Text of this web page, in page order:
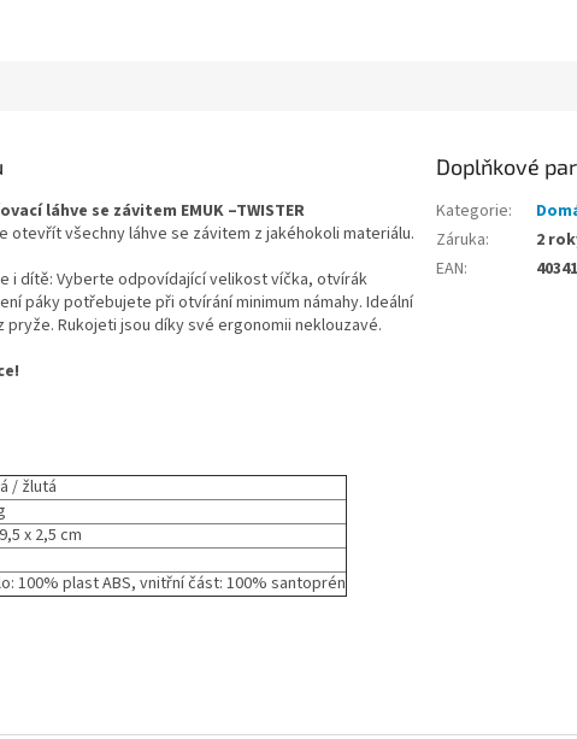
láhve se závitem EMUK –TWISTER
otevřít všechny láhve se závitem z jakéhokoli materiálu.
i dítě: Vyberte odpovídající velikost víčka, otvírák
páky potřebujete při otvírání minimum námahy. Ideální
Rukojeti jsou díky své ergonomii neklouzavé.
/ žlutá
x 2,5 cm
100% plast ABS, vnitřní část: 100% santoprén
Doplňkové
Kategorie:
Záruka:
2
EAN: